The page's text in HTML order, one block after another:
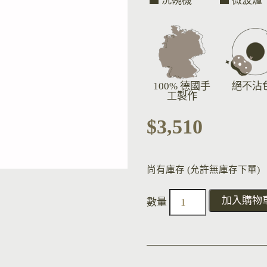
100% 德國手
工製作
絕不沾
$3,510
尚有庫存 (允許無庫存下單)
加入購物